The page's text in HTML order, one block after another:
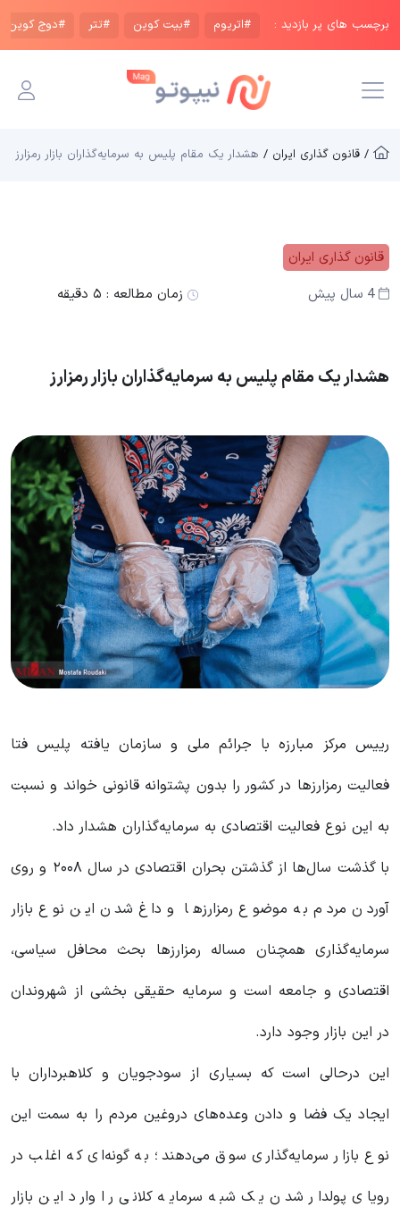
برچسب های پر بازدید : #اتریوم #بیت کوین #تتر #دوج کوین
/ قانون گذاری ایران / هشدار یک مقام پلیس به سرمایه‌گذاران بازار رمزارز‌
قانون گذاری ایران
4 سال پیش
زمان مطالعه : ۵ دقیقه
هشدار یک مقام پلیس به سرمایه‌گذاران بازار رمزارز‌
رییس مرکز مبارزه با جرائم ملی و سازمان یافته پلیس فتا
فعالیت رمزارز‌ها در کشور را بدون پشتوانه قانونی خواند و نسبت
به این نوع فعالیت اقتصادی به سرمایه‌گذاران هشدار داد.
با گذشت سال‌ها از گذشتن بحران اقتصادی در سال ۲۰۰۸ و روی
آوردن مردم به موضوع رمزارز‌ها و داغ شدن این نوع بازار
سرمایه‌گذاری همچنان مساله رمزارز‌ها بحث محافل سیاسی،
اقتصادی و جامعه است و سرمایه حقیقی بخشی از شهروندان
در این بازار وجود دارد.
این درحالی است که بسیاری از سودجویان و کلاهبرداران با
ایجاد یک فضا و دادن وعده‌های دروغین مردم را به سمت این
نوع بازار سرمایه‌گذاری سوق می‌دهند؛ به گونه‌ای که اغلب در
رویای پولدار شدن یک شبه سرمایه کلانی را وارد این بازار